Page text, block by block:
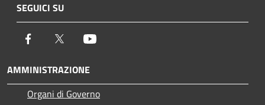
SEGUICI SU
Facebook Twitter
AMMINISTRAZIONE
Organi di Governo